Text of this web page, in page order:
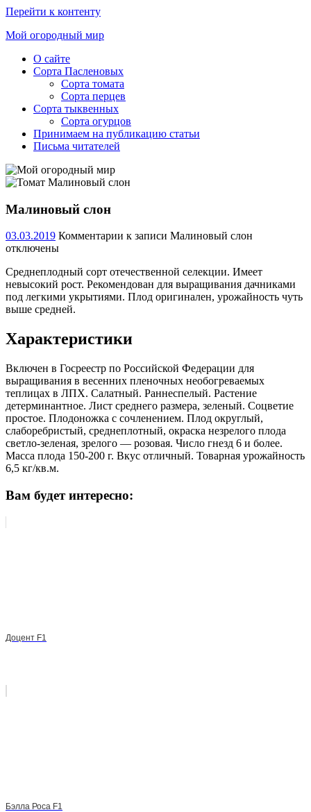
Перейти к контенту
Мой огородный мир
Ещё
WordPress
О сайте
Сорта Пасленовых
Сорта томата
Сорта перцев
Сорта тыквенных
Сорта огурцов
Принимаем на публикацию статьи
Письма читателей
Малиновый слон
03.03.2019 Комментарии к записи Малиновый слон
отключены
Среднеплодный сорт отечественной селекции. Имеет
невысокий рост. Рекомендован для выращивания дачниками
под легкими укрытиями. Плод оригинален, урожайность чуть
выше средней.
Характеристики
Включен в Госреестр по Российской Федерации для
выращивания в весенних пленочных необогреваемых
теплицах в ЛПХ. Салатный. Раннеспелый. Растение
детерминантное. Лист среднего размера, зеленый. Соцветие
простое. Плодоножка с сочленением. Плод округлый,
слаборебристый, среднеплотный, окраска незрелого плода
светло-зеленая, зрелого — розовая. Число гнезд 6 и более.
Масса плода 150-200 г. Вкус отличный. Товарная урожайность
6,5 кг/кв.м.
Вам будет интересно:
Доцент F1
Бэлла Роса F1